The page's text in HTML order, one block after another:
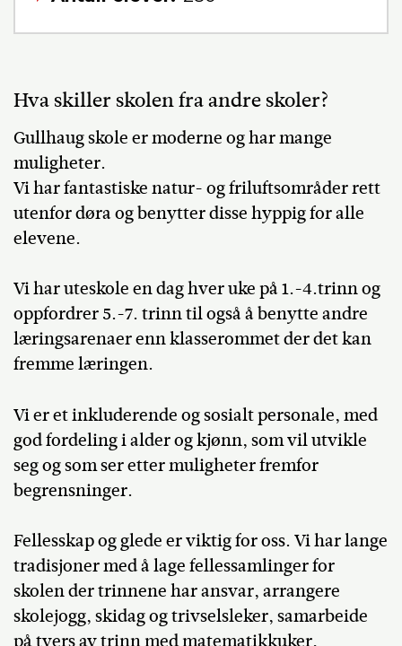
Hva skiller skolen fra andre skoler?
Gullhaug skole er moderne og har mange
muligheter.
Vi har fantastiske natur- og friluftsområder rett
utenfor døra og benytter disse hyppig for alle
elevene.
Vi har uteskole en dag hver uke på 1.-4.trinn og
oppfordrer 5.-7. trinn til også å benytte andre
læringsarenaer enn klasserommet der det kan
fremme læringen.
Vi er et inkluderende og sosialt personale, med
god fordeling i alder og kjønn, som vil utvikle
seg og som ser etter muligheter fremfor
begrensninger.
Fellesskap og glede er viktig for oss. Vi har lange
tradisjoner med å lage fellessamlinger for
skolen der trinnene har ansvar, arrangere
skolejogg, skidag og trivselsleker, samarbeide
på tvers av trinn med matematikkuker,